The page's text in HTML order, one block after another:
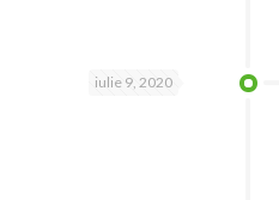
iulie 9, 2020